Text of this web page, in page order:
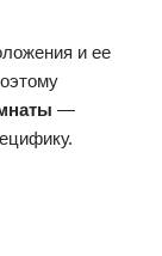
и ее
—